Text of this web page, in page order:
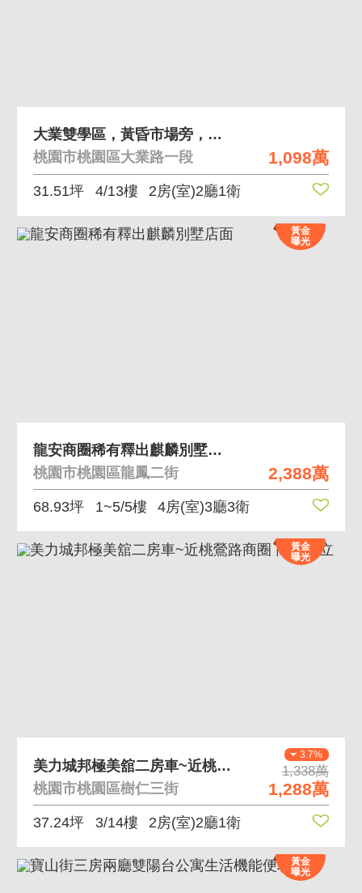
1,098萬
大業雙學區，黃昏市場旁，臻愛歐洲兩房車
桃園市桃園區大業路一段
31.51坪 4/13樓 2房(室)2廳1衛
黃金
曝光
2,388萬
龍安商圈稀有釋出麒麟別墅店面
桃園市桃園區龍鳳二街
68.93坪 1~5/5樓 4房(室)3廳3衛
黃金
曝光
3.7%
1,338萬
1,288萬
美力城邦極美舘二房車~近桃鶯路商圈 商家林立
桃園市桃園區樹仁三街
37.24坪 3/14樓 2房(室)2廳1衛
黃金
曝光